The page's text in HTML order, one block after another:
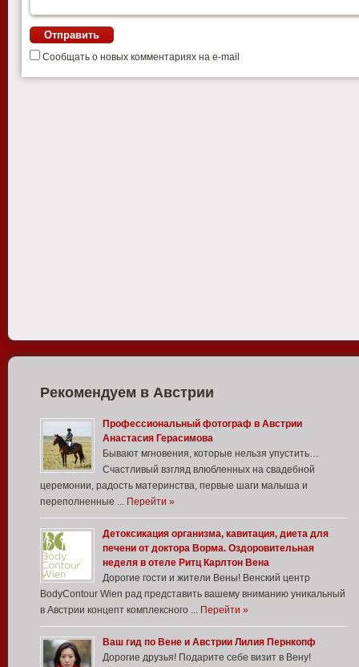
Сообщать о новых комментариях на e-mail
Рекомендуем в Австрии
Профессиональный фотограф в Австрии
Анастасия Герасимова
Бывают мгновения, которые нельзя упустить…
Счастливый взгляд влюбленных на свадебной
церемонии, радость материнства, первые шаги малыша и
переполненные ... Перейти »
Детоксикация организма, кавитация, диета для
печени от доктора Ворма. Оздоровительная
неделя в отеле Ритц Карлтон Вена
Дорогие гости и жители Вены! Венский центр
BodyContour Wien рад представить вашему вниманию уникальный
в Австрии концепт комплексного ... Перейти »
Ваш гид по Вене и Австрии Лилия Пернкопф
Дорогие друзья! Подарите себе визит в Вену!